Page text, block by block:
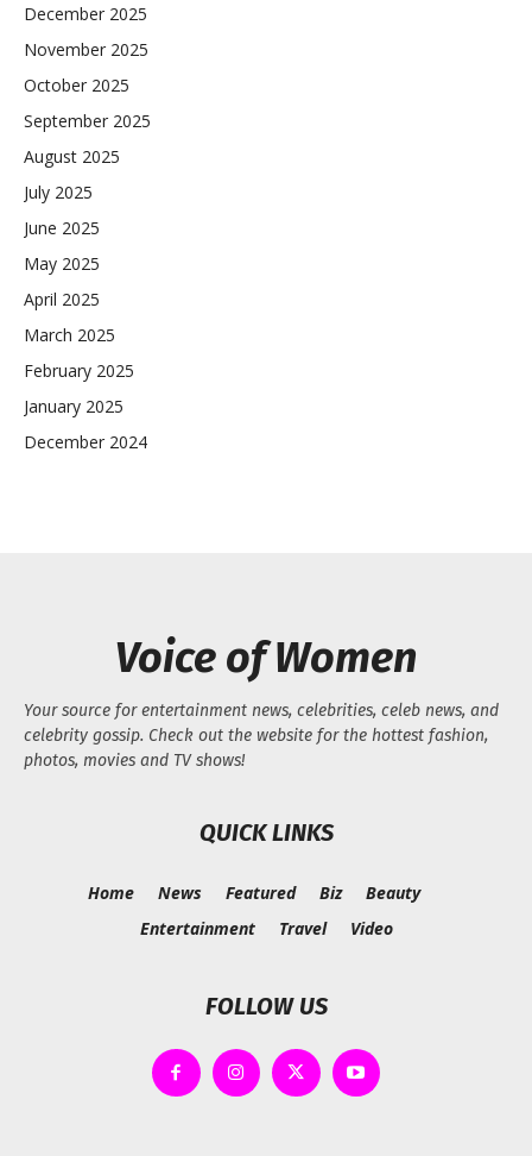
December 2025
November 2025
October 2025
September 2025
August 2025
July 2025
June 2025
May 2025
April 2025
March 2025
February 2025
January 2025
December 2024
Voice of Women
Your source for entertainment news, celebrities, celeb news, and
celebrity gossip. Check out the website for the hottest fashion,
photos, movies and TV shows!
QUICK LINKS
Home News Featured Biz
Beauty
Entertainment
Travel Video
FOLLOW US